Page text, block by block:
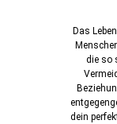
Das
die so
dein